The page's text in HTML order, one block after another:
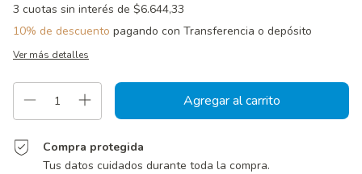
3 cuotas sin interés de $6.644,33
10% de descuento pagando con Transferencia o depósito
Ver más detalles
Compra protegida
Tus datos cuidados durante toda la compra.